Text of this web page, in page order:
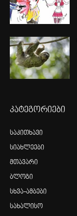
კატეგორიები
საკითხავი
სიახლეები
მთავარი
ბლოგი
სხვა-ამბები
სახალისო